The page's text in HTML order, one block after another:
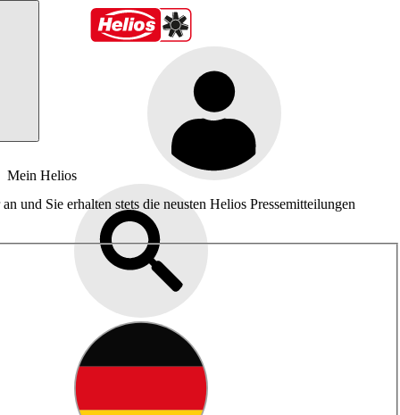
Mein Helios
und Sie erhalten stets die neusten Helios Pressemitteilungen